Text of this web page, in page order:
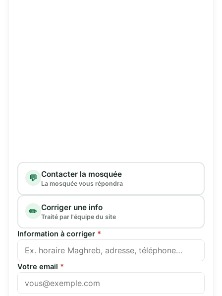
Type de demande
💬 Contacter la mosquée
La mosquée vous répondra
✏️ Corriger une info
Traité par l'équipe du site
Information à corriger *
Votre email *